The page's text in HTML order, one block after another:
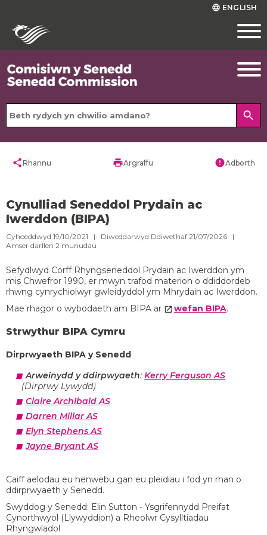
language ENGLISH
search
shareRhannu printArgraffu errorAdborth
Cynulliad Seneddol Prydain ac
Iwerddon (BIPA)
Cyhoeddwyd 19/10/2021 | Diweddarwyd Ddiwethaf 21/07/2026 |
Amser darllen 2 munudau
Sefydlwyd Corff Rhyngseneddol Prydain ac Iwerddon ym
mis Chwefror 1990, er mwyn trafod materion o ddiddordeb
rhwng cynrychiolwyr gwleidyddol ym Mhrydain ac Iwerddon.
Mae rhagor o wybodaeth am BIPA ar
wefan BIPA.
Strwythur BIPA Cymru
Dirprwyaeth BIPA y Senedd
Arweinydd y ddirpwyaeth:Kerry Ferguson AS
(Dirprwy Lywydd)
Claire Archibald AS
Darren Millar AS
Elyn Stephens AS
Jayne Bryant AS
Caiff aelodau eu henwebu gan eu pleidiau i fod yn rhan o
ddirprwyaeth y Senedd.
Swyddog y Senedd: Elin Sutton - Ysgrifennydd Preifat
Cynorthwyol (Llywyddion) a Rheolwr Cysylltiadau
Rhyngwladol